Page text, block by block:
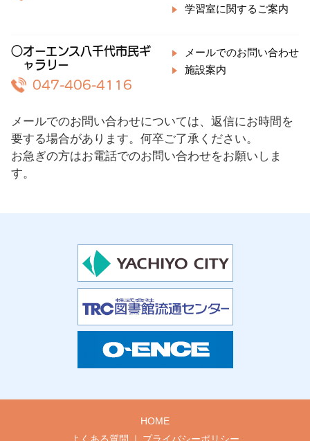
学習室に関するご案内
○オーエンス八千代市民ギ
ャラリー
047-406-4116
メールでのお問い合わせ
施設案内
メールでのお問い合わせについては、返信にお時間を
要する場合があります。何卒ご了承ください。
お急ぎの方はお電話でのお問い合わせをお願いしま
す。
HOME
よくある質問
プライバシーポリシー